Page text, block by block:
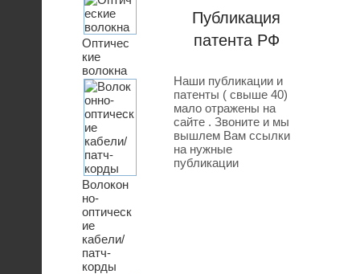
Публикация
патента РФ
Наши публикации и
патенты ( свыше 40)
мало отражены на
сайте . Звоните и мы
вышлем Вам ссылки
на нужные
публикации
Оптичес
кие
волокна
Волокон
но-
оптическ
ие
кабели/
патч-
корды